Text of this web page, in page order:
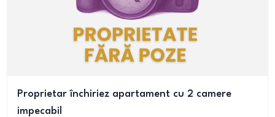
Proprietar închiriez apartament cu 2 camere
impecabil